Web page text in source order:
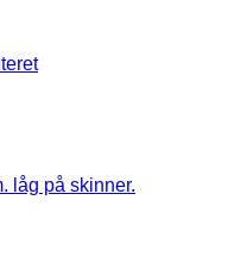
låg på skinner.